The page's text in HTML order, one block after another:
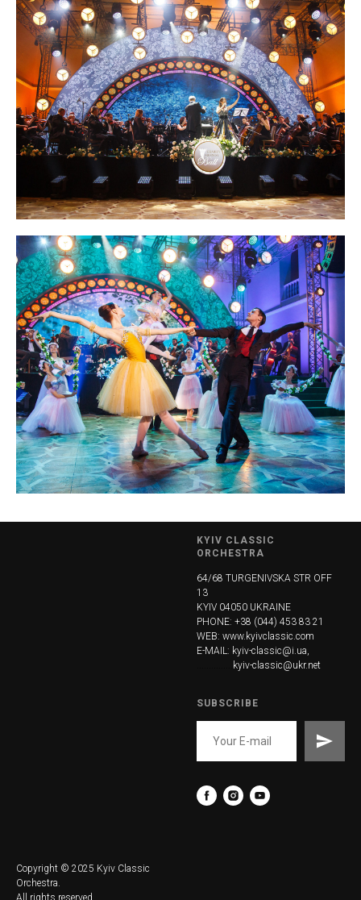
KYIV CLASSIC
ORCHESTRA
64/68 TURGENIVSKA STR OFF
13
KYIV 04050 UKRAINE
PHONE: +38 (044) 453 83 21
WEB: www.kyivclassic.com
E-MAIL: kyiv-classic@i.ua,
kyiv-classic@ukr.net
SUBSCRIBE
Copyright © 2025 Kyiv Classic
Orchestra.
All rights reserved.